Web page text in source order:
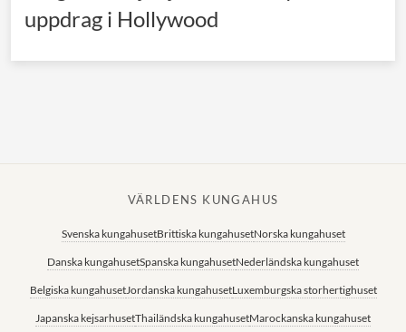
uppdrag i Hollywood
VÄRLDENS KUNGAHUS
Svenska kungahusetBrittiska kungahusetNorska kungahuset
Danska kungahusetSpanska kungahusetNederländska kungahuset
Belgiska kungahusetJordanska kungahusetLuxemburgska storhertighuset
Japanska kejsarhusetThailändska kungahusetMarockanska kungahuset